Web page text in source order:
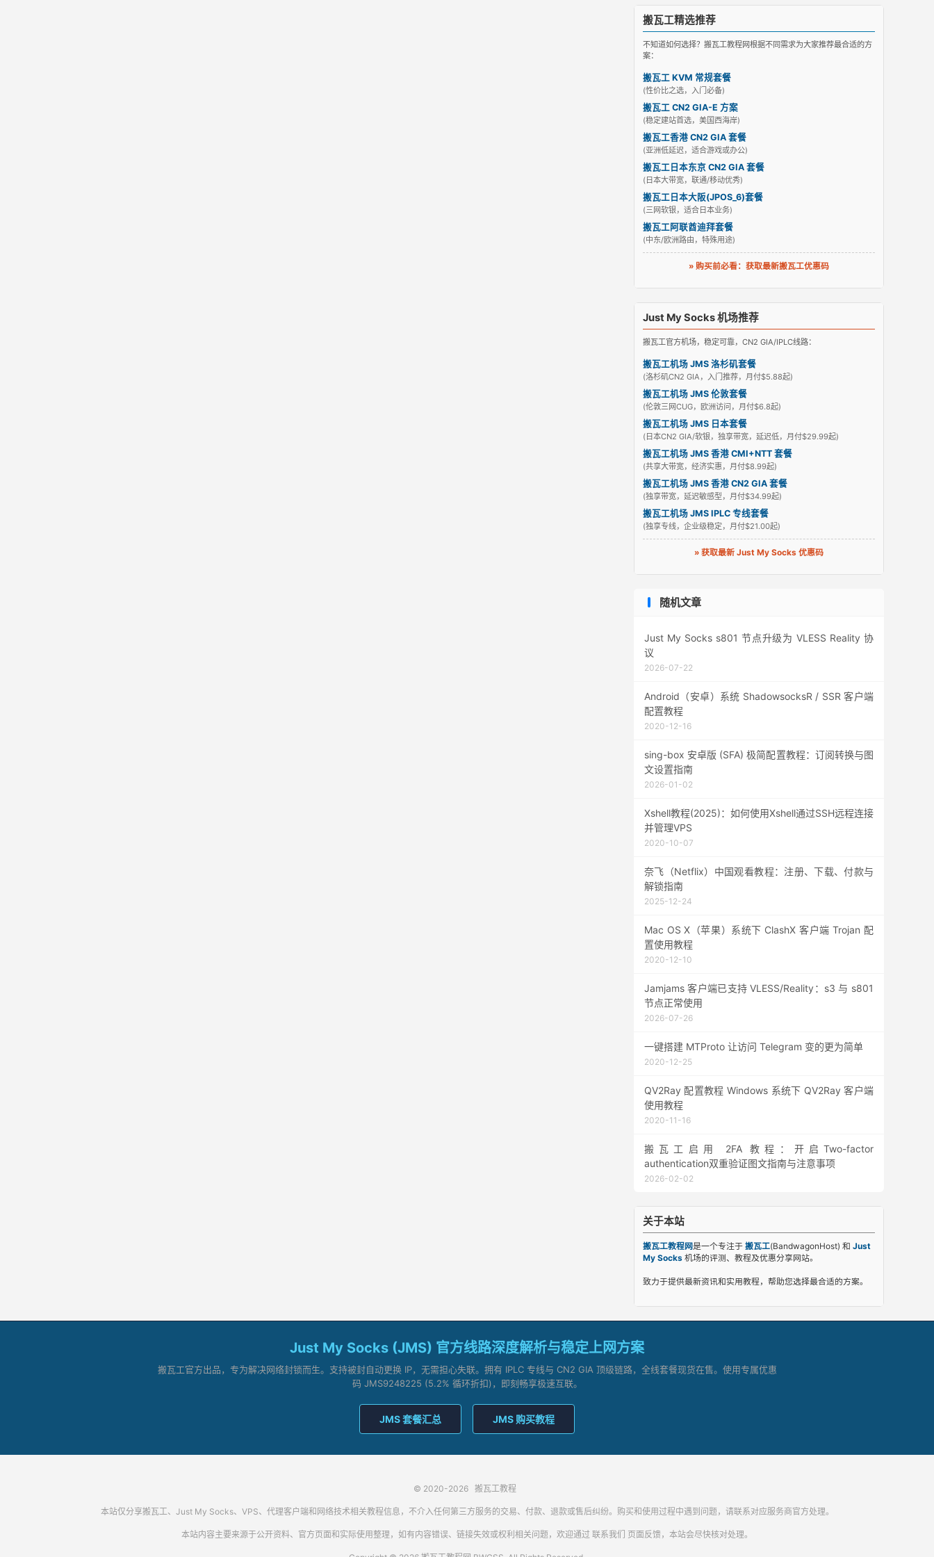
搬瓦工精选推荐
不知道如何选择？搬瓦工教程网根据不同需求为大家推荐最合适的方
案：
搬瓦工 KVM 常规套餐
(性价比之选，入门必备)
搬瓦工 CN2 GIA-E 方案
(稳定建站首选，美国西海岸)
搬瓦工香港 CN2 GIA 套餐
(亚洲低延迟，适合游戏或办公)
搬瓦工日本东京 CN2 GIA 套餐
(日本大带宽，联通/移动优秀)
搬瓦工日本大阪(JPOS_6)套餐
(三网软银，适合日本业务)
搬瓦工阿联酋迪拜套餐
(中东/欧洲路由，特殊用途)
» 购买前必看：获取最新搬瓦工优惠码
Just My Socks 机场推荐
搬瓦工官方机场，稳定可靠，CN2 GIA/IPLC线路：
搬瓦工机场 JMS 洛杉矶套餐
(洛杉矶CN2 GIA，入门推荐，月付$5.88起)
搬瓦工机场 JMS 伦敦套餐
(伦敦三网CUG，欧洲访问，月付$6.8起)
搬瓦工机场 JMS 日本套餐
(日本CN2 GIA/软银，独享带宽，延迟低，月付$29.99起)
搬瓦工机场 JMS 香港 CMI+NTT 套餐
(共享大带宽，经济实惠，月付$8.99起)
搬瓦工机场 JMS 香港 CN2 GIA 套餐
(独享带宽，延迟敏感型，月付$34.99起)
搬瓦工机场 JMS IPLC 专线套餐
(独享专线，企业级稳定，月付$21.00起)
» 获取最新 Just My Socks 优惠码
随机文章
Just My Socks s801 节点升级为 VLESS Reality 协
议
2026-07-22
Android（安卓）系统 ShadowsocksR / SSR 客户端
配置教程
2020-12-16
sing-box 安卓版 (SFA) 极简配置教程：订阅转换与图
文设置指南
2026-01-02
Xshell教程(2025)：如何使用Xshell通过SSH远程连接
并管理VPS
2020-10-07
奈飞（Netflix）中国观看教程：注册、下载、付款与
解锁指南
2025-12-24
Mac OS X（苹果）系统下 ClashX 客户端 Trojan 配
置使用教程
2020-12-10
Jamjams 客户端已支持 VLESS/Reality：s3 与 s801
节点正常使用
2026-07-26
一键搭建 MTProto 让访问 Telegram 变的更为简单
2020-12-25
QV2Ray 配置教程 Windows 系统下 QV2Ray 客户端
使用教程
2020-11-16
搬瓦工启用 2FA 教程：开启Two-factor
authentication双重验证图文指南与注意事项
2026-02-02
关于本站
搬瓦工教程网是一个专注于 搬瓦工(BandwagonHost) 和 Just
My Socks 机场的评测、教程及优惠分享网站。
致力于提供最新资讯和实用教程，帮助您选择最合适的方案。
Just My Socks (JMS) 官方线路深度解析与稳定上网方案
搬瓦工官方出品，专为解决网络封锁而生。支持被封自动更换 IP，无需担心失联。拥有 IPLC 专线与 CN2 GIA 顶级链路，全线套餐现货在售。使用专属优惠
码 JMS9248225 (5.2% 循环折扣)，即刻畅享极速互联。
JMS 套餐汇总 JMS 购买教程
© 2020-2026 搬瓦工教程
本站仅分享搬瓦工、Just My Socks、VPS、代理客户端和网络技术相关教程信息，不介入任何第三方服务的交易、付款、退款或售后纠纷。购买和使用过程中遇到问题，请联系对应服务商官方处理。
本站内容主要来源于公开资料、官方页面和实际使用整理，如有内容错误、链接失效或权利相关问题，欢迎通过 联系我们 页面反馈，本站会尽快核对处理。